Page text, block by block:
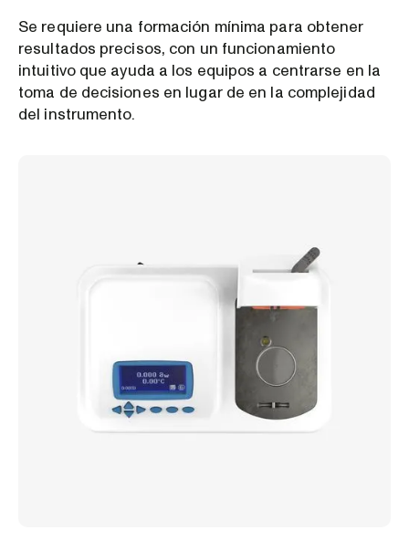
Se requiere una formación mínima para obtener
resultados precisos, con un funcionamiento
intuitivo que ayuda a los equipos a centrarse en la
toma de decisiones en lugar de en la complejidad
del instrumento.